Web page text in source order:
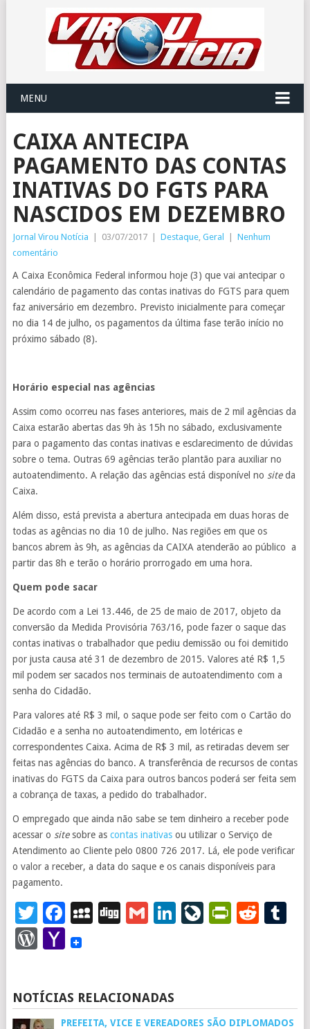
MENU
CAIXA ANTECIPA
PAGAMENTO DAS CONTAS
INATIVAS DO FGTS PARA
NASCIDOS EM DEZEMBRO
Jornal Virou Notícia 03/07/2017 Destaque, Geral
Nenhum
comentário
A Caixa Econômica Federal informou hoje (3) que vai antecipar o
calendário de pagamento das contas inativas do FGTS para quem
faz aniversário em dezembro. Previsto inicialmente para começar
no dia 14 de julho, os pagamentos da última fase terão início no
próximo sábado (8).
Horário especial nas agências
Assim como ocorreu nas fases anteriores, mais de 2 mil agências da
Caixa estarão abertas das 9h às 15h no sábado, exclusivamente
para o pagamento das contas inativas e esclarecimento de dúvidas
sobre o tema. Outras 69 agências terão plantão para auxiliar no
autoatendimento. A relação das agências está disponível no siteda
Caixa.
Além disso, está prevista a abertura antecipada em duas horas de
todas as agências no dia 10 de julho. Nas regiões em que os
bancos abrem às 9h, as agências da CAIXA atenderão ao público a
partir das 8h e terão o horário prorrogado em uma hora.
Quem pode sacar
De acordo com a Lei 13.446, de 25 de maio de 2017, objeto da
conversão da Medida Provisória 763/16, pode fazer o saque das
contas inativas o trabalhador que pediu demissão ou foi demitido
por justa causa até 31 de dezembro de 2015. Valores até R$ 1,5
mil podem ser sacados nos terminais de autoatendimento com a
senha do Cidadão.
Para valores até R$ 3 mil, o saque pode ser feito com o Cartão do
Cidadão e a senha no autoatendimento, em lotéricas e
correspondentes Caixa. Acima de R$ 3 mil, as retiradas devem ser
feitas nas agências do banco. A transferência de recursos de contas
inativas do FGTS da Caixa para outros bancos poderá ser feita sem
a cobrança de taxas, a pedido do trabalhador.
O empregado que ainda não sabe se tem dinheiro a receber pode
acessar o sitesobre as contas inativasou utilizar o Serviço de
Atendimento ao Cliente pelo 0800 726 2017. Lá, ele pode verificar
o valor a receber, a data do saque e os canais disponíveis para
pagamento.
Twitter
Facebook
MySpace
DiggGmailLinkedIn
WordPress
Yahoo
NOTÍCIAS RELACIONADAS
PREFEITA, VICE E VEREADORES SÃO DIPLOMADOS